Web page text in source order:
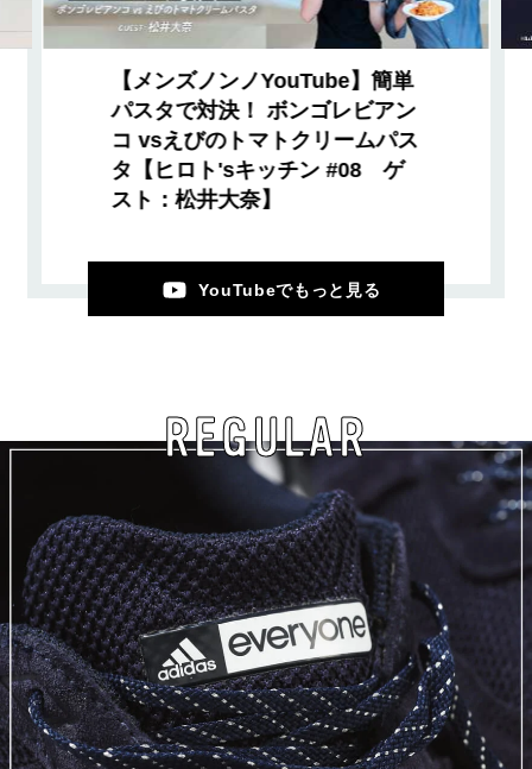
【メンズノンノYouTube】簡単
パスタで対決！ ボンゴレビアン
コ vsえびのトマトクリームパス
タ【ヒロト'sキッチン #08 ゲ
スト：松井大奈】
YouTubeでもっと見る
REGULAR